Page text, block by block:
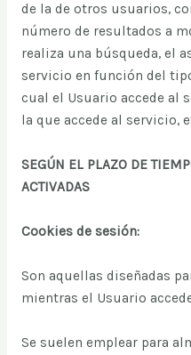
de la de otros usuarios,
número de resultados a
realiza una búsqueda, el
servicio en función del
cual el Usuario accede al
la que accede al servicio,
SEGÚN EL PLAZO DE
ACTIVADAS
Cookies de sesión:
Son aquellas diseñadas
mientras el Usuario
Se suelen emplear para